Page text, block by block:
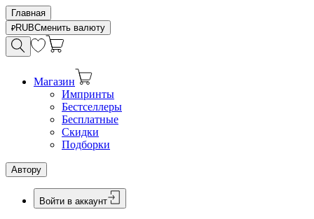
Главная
RUBСменить валюту
Магазин
Импринты
Бестселлеры
Бесплатные
Скидки
Подборки
Автору
Войти в аккаунт